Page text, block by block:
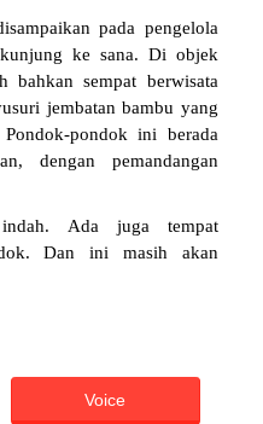
pada pengelola
ke sana. Di objek
sempat berwisata
jembatan bambu yang
pondok ini berada
dengan pemandangan
indah. Ada juga tempat
Dan ini masih akan
Voice